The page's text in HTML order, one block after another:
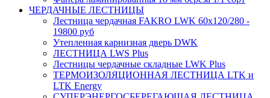
ЧЕРДАЧНЫЕ ЛЕСТНИЦЫ
Лестница чердачная FAKRO LWK 60х120/280 -
19800 руб
Утепленная карнизная дверь DWK
ЛЕСТНИЦА LWS Plus
Лестницы чердачные складные LWK Plus
ТЕРМОИЗОЛЯЦИОННАЯ ЛЕСТНИЦА LTK и
LTK Energy